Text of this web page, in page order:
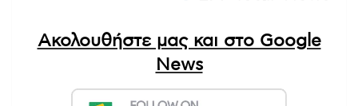
Ακολουθήστε μας και στο Google
News